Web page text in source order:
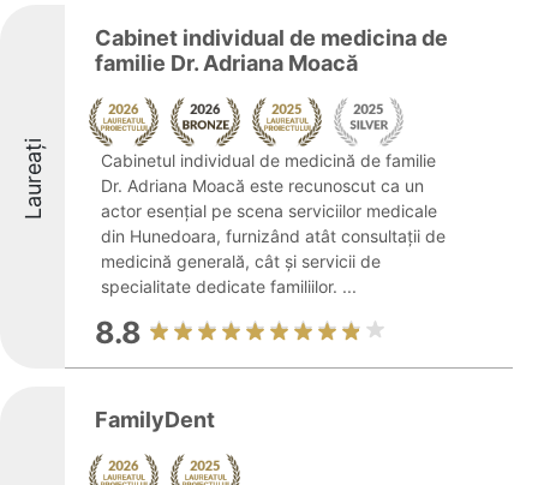
Laureați
Cabinet individual de medicina de
familie Dr. Adriana Moacă
Cabinetul individual de medicină de familie
Dr. Adriana Moacă este recunoscut ca un
actor esențial pe scena serviciilor medicale
din Hunedoara, furnizând atât consultații de
medicină generală, cât și servicii de
specialitate dedicate familiilor. ...
8.8
FamilyDent